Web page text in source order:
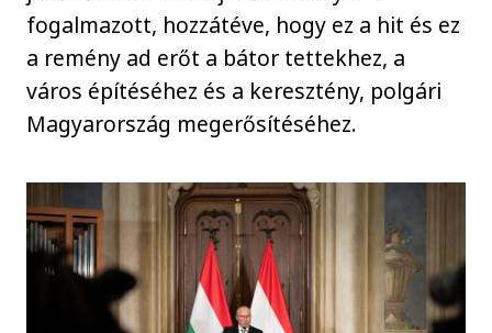
fogalmazott, hozzátéve, hogy ez a hit és ez
a remény ad erőt a bátor tettekhez, a
város építéséhez és a keresztény, polgári
Magyarország megerősítéséhez.